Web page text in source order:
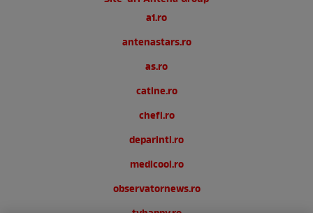
a1.ro
antenastars.ro
as.ro
catine.ro
chefi.ro
deparinti.ro
medicool.ro
observatornews.ro